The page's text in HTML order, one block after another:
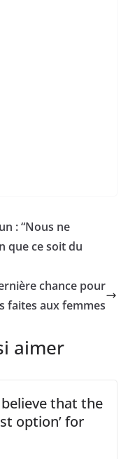
: “Nous ne
que ce soit du
chance pour
faites aux femmes
aimer
that the
option’ for